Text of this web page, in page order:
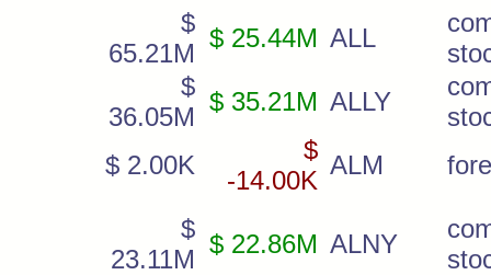
$
65.21M
$ 25.44M ALL
$
36.05M
$ 35.21M ALLY
$ 2.00K
$
-14.00K
ALM
$
23.11M
$ 22.86M ALNY